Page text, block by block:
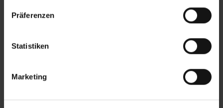
Präferenzen
Statistiken
Marketing
FAQ
Sie haben Fragen zum Produkt?